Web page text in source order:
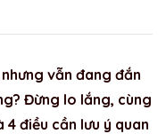
vẫn đang đắn
Đừng lo lắng, cùng
điều cần lưu ý quan